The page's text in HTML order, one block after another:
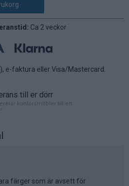
Ca 2 veckor
e-faktura eller Visa/Mastercard.
till er dörr
kontorsmöbler till ert
färger som är avsett för